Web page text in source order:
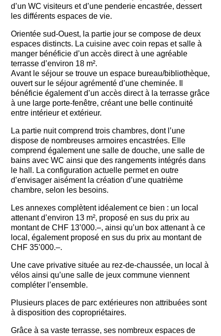
d’un WC visiteurs et d’une penderie encastrée, dessert
les différents espaces de vie.
Orientée sud-Ouest, la partie jour se compose de deux
espaces distincts. La cuisine avec coin repas et salle à
manger bénéficie d’un accès direct à une agréable
terrasse d’environ 18 m².
Avant le séjour se trouve un espace bureau/bibliothèque,
ouvert sur le séjour agrémenté d’une cheminée. Il
bénéficie également d’un accès direct à la terrasse grâce
à une large porte-fenêtre, créant une belle continuité
entre intérieur et extérieur.
La partie nuit comprend trois chambres, dont l’une
dispose de nombreuses armoires encastrées. Elle
comprend également une salle de douche, une salle de
bains avec WC ainsi que des rangements intégrés dans
le hall. La configuration actuelle permet en outre
d’envisager aisément la création d’une quatrième
chambre, selon les besoins.
Les annexes complètent idéalement ce bien : un local
attenant d’environ 13 m², proposé en sus du prix au
montant de CHF 13’000.–, ainsi qu’un box attenant à ce
local, également proposé en sus du prix au montant de
CHF 35’000.–.
Une cave privative située au rez-de-chaussée, un local à
vélos ainsi qu’une salle de jeux commune viennent
compléter l’ensemble.
Plusieurs places de parc extérieures non attribuées sont
à disposition des copropriétaires.
Grâce à sa vaste terrasse, ses nombreux espaces de